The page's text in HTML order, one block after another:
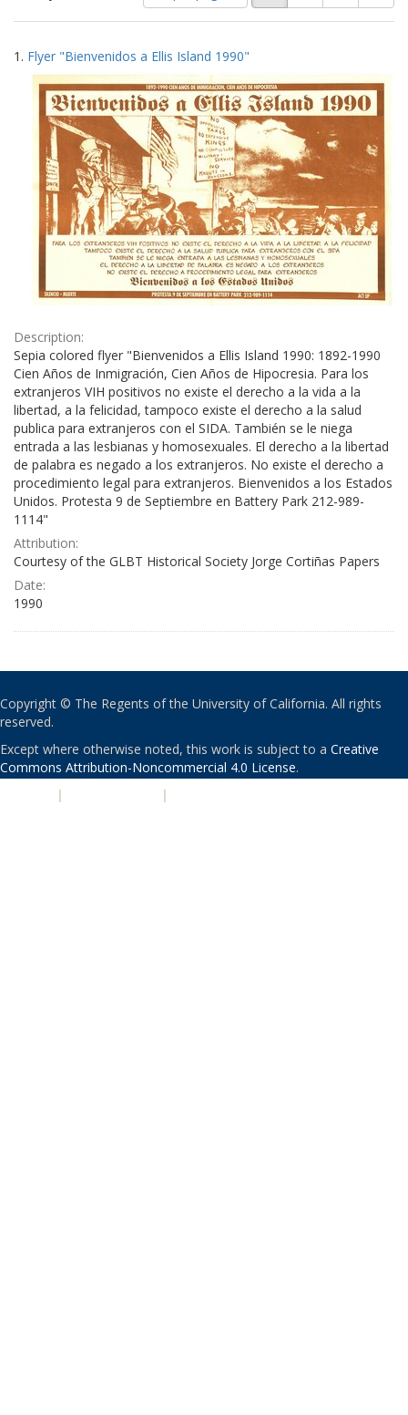
results
display
per
page
as:
Search
Results
1. Flyer "Bienvenidos a Ellis Island 1990"
Description:
Sepia colored flyer "Bienvenidos a Ellis Island 1990: 1892-1990
Cien Años de Inmigración, Cien Años de Hipocresia. Para los
extranjeros VIH positivos no existe el derecho a la vida a la
libertad, a la felicidad, tampoco existe el derecho a la salud
publica para extranjeros con el SIDA. También se le niega
entrada a las lesbianas y homosexuales. El derecho a la libertad
de palabra es negado a los extranjeros. No existe el derecho a
procedimiento legal para extranjeros. Bienvenidos a los Estados
Unidos. Protesta 9 de Septiembre en Battery Park 212-989-
1114"
Attribution:
Courtesy of the GLBT Historical Society Jorge Cortiñas Papers
Date:
1990
Copyright © The Regents of the University of California. All rights
reserved.
Except where otherwise noted, this work is subject to a Creative
Commons Attribution-Noncommercial 4.0 License.
| |